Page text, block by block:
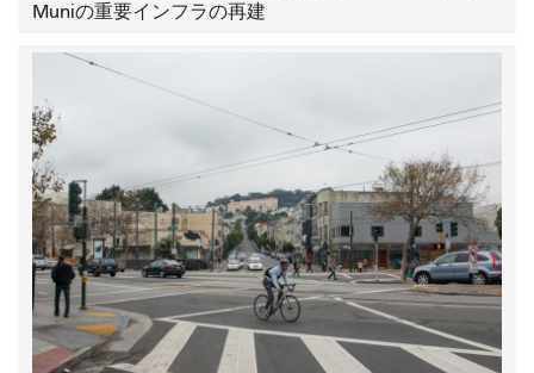
Muniの重要インフラの再建